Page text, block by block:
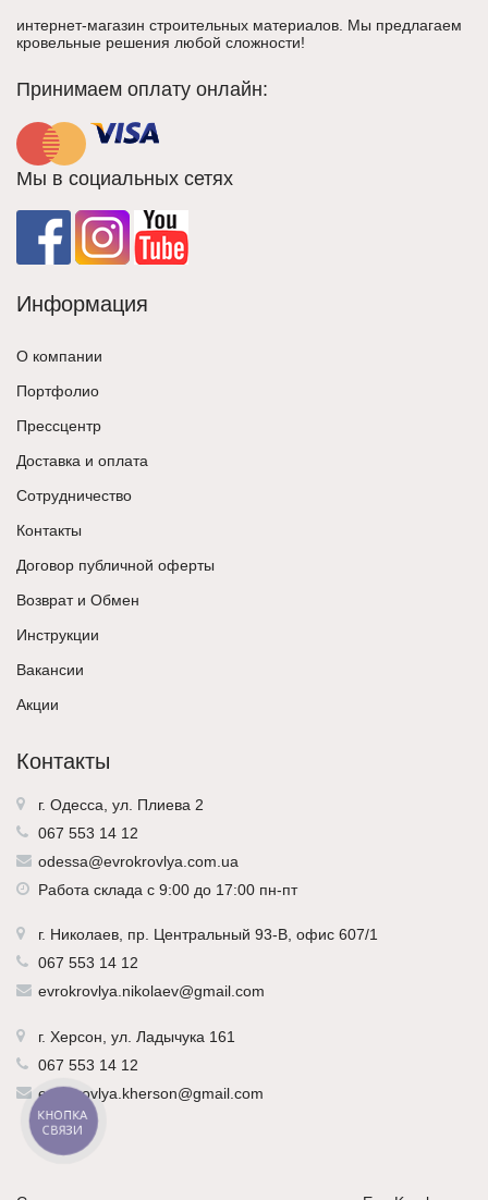
интернет-магазин строительных материалов. Мы предлагаем
кровельные решения любой сложности!
Принимаем оплату онлайн:
Мы в социальных сетях
Информация
О компании
Портфолио
Прессцентр
Доставка и оплата
Сотрудничество
Контакты
Договор публичной оферты
Возврат и Обмен
Инструкции
Вакансии
Акции
Контакты
г. Одесса, ул. Плиева 2
067 553 14 12
odessa@evrokrovlya.com.ua
Работа склада с 9:00 до 17:00 пн-пт
г. Николаев , пр. Центральный 93-В, офис 607/1
067 553 14 12
evrokrovlya.nikolaev@gmail.com
г. Херсон , ул. Ладычука 161
067 553 14 12
evrokrovlya.kherson@gmail.com
КНОПКА
СВЯЗИ